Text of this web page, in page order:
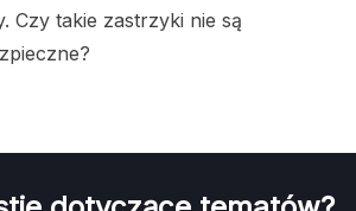
Czy takie zastrzyki nie są